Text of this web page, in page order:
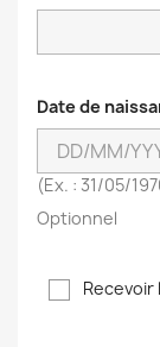
Date de
(Ex. : 31/05/
Optionnel
Créer